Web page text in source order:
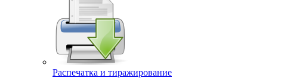
Распечатка и тиражирование